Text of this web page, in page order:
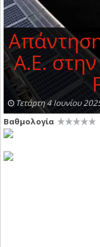
Α.Ε.
Τετάρτη 4 Ιουνίου
Βαθμολογία